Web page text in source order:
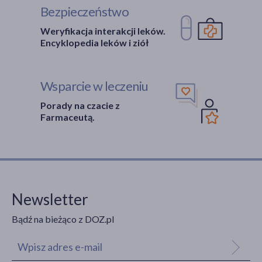
Bezpieczeństwo
Weryfikacja interakcji leków.
Encyklopedia leków i ziół
Wsparcie w leczeniu
Porady na czacie z
Farmaceutą.
Newsletter
Bądź na bieżąco z DOZ.pl